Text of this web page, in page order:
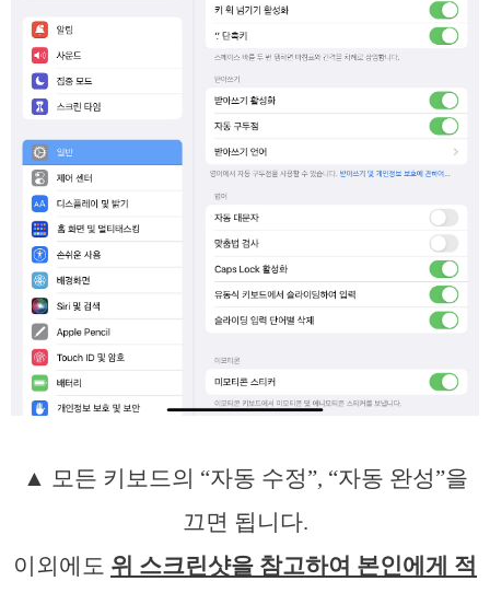
▲ 모든 키보드의 “자동 수정”, “자동 완성”을
끄면 됩니다.
이외에도 위 스크린샷을 참고하여 본인에게 적